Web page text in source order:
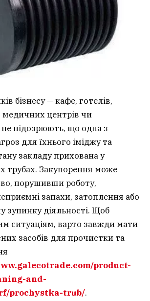
бізнесу — кафе, готелів,
медичних центрів чи
підозрюють, що одна з
для їхнього іміджу та
закладу прихована у
трубах. Закупорення може
порушивши роботу,
запахи, затоплення або
зупинку діяльності. Щоб
ситуаціям, варто завжди мати
засобів для прочистки та
product-
and-
prochystka-trub/.